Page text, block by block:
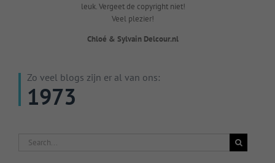
leuk. Vergeet de copyright niet!
Veel plezier!
Chloé & Sylvain Delcour.nl
Zo veel blogs zijn er al van ons:
1973
Search